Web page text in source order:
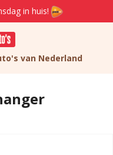
in huis!
van Nederland